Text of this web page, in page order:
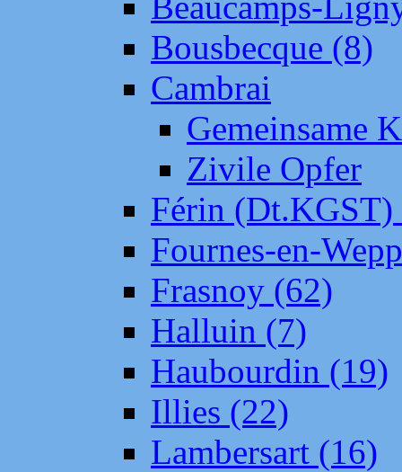
Bousbecque (8)
Cambrai
Gemeinsame
Zivile Opfer
Férin (Dt.KGST)
Fournes-en-
Frasnoy (62)
Halluin (7)
Haubourdin (19)
Illies (22)
Lambersart (16)